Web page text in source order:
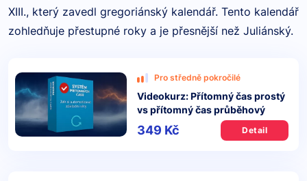
XIII., který zavedl gregoriánský kalendář. Tento kalendář
zohledňuje přestupné roky a je přesnější než Juliánský.
Pro středně pokročilé
Videokurz: Přítomný čas prostý
vs přítomný čas průběhový
349 Kč Detail